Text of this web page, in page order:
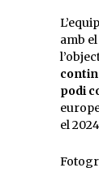
amb
podi
el